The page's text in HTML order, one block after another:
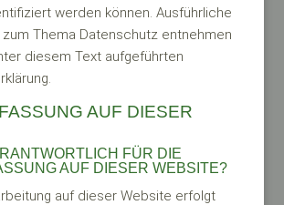
werden können. Ausführliche
Thema Datenschutz entnehmen
diesem Text aufgeführten
AUF DIESER
FÜR DIE
AUF DIESER WEBSITE?
auf dieser Website erfolgt